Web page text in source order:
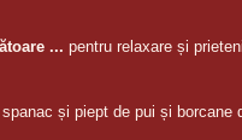
... pentru relaxare și
spanac și piept de pui și borcane